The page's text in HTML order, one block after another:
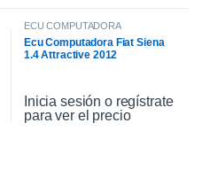
ECU COMPUTADORA
Ecu Computadora Fiat Siena
1.4 Attractive 2012
Inicia sesión o regístrate
para ver el precio